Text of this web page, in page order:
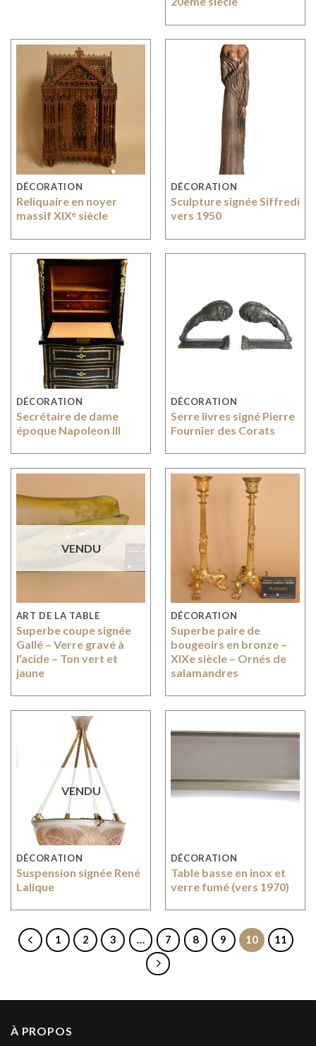
DÉCORATION
Reliquaire en noyer
massif XIXᵉ siècle
DÉCORATION
Sculpture signée Siffredi
vers 1950
DÉCORATION
Secrétaire de dame
époque Napoleon III
DÉCORATION
Serre livres signé Pierre
Fournier des Corats
VENDU
ART DE LA TABLE
Superbe coupe signée
Gallé – Verre gravé à
l’acide – Ton vert et
jaune
DÉCORATION
Superbe paire de
bougeoirs en bronze –
XIXe siècle – Ornés de
salamandres
VENDU
DÉCORATION
Suspension signée René
Lalique
DÉCORATION
Table basse en inox et
verre fumé (vers 1970)
1 2 3 … 7 8 9 10 11
À PROPOS